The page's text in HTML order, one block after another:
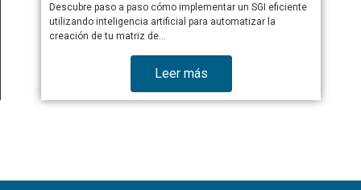
Descubre paso a paso cómo implementar un SGI eficiente
utilizando inteligencia artificial para automatizar la
creación de tu matriz de…
Leer más